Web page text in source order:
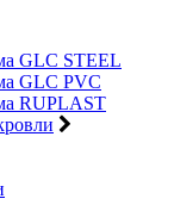
GLC STEEL
GLC PVC
RUPLAST